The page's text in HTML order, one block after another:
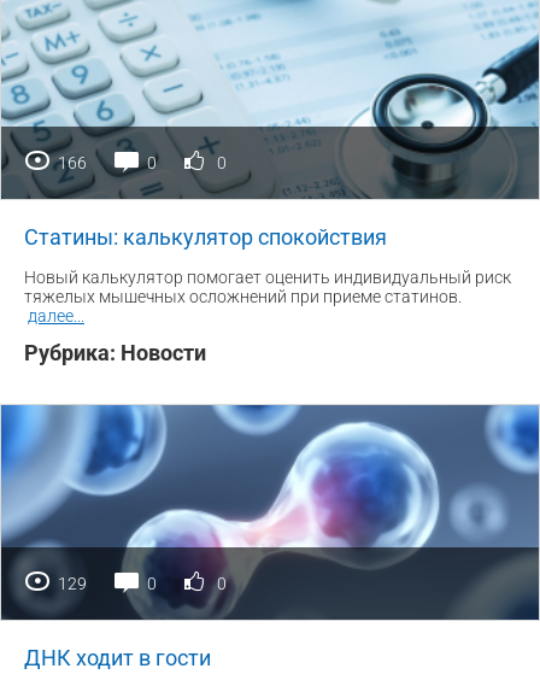
166 0 0
Статины: калькулятор спокойствия
Новый калькулятор помогает оценить индивидуальный риск
тяжелых мышечных осложнений при приеме статинов.
далее
Рубрика: Новости
129 0 0
ДНК ходит в гости